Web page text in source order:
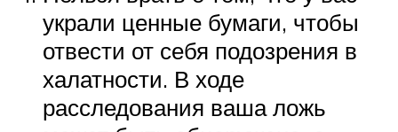
украли ценные бумаги, чтобы
отвести от себя подозрения в
халатности. В ходе
расследования ваша ложь